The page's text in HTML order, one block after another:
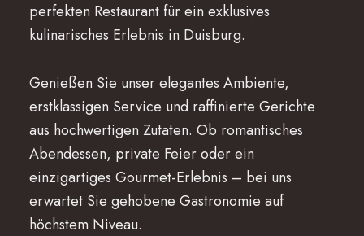
perfekten Restaurant für ein exklusives
kulinarisches Erlebnis in Duisburg.
Genießen Sie unser elegantes Ambiente,
erstklassigen Service und raffinierte Gerichte
aus hochwertigen Zutaten. Ob romantisches
Abendessen, private Feier oder ein
einzigartiges Gourmet-Erlebnis – bei uns
erwartet Sie gehobene Gastronomie auf
höchstem Niveau.